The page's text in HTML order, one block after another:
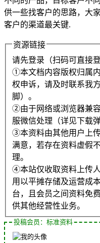
供一些找客户的思路，大
客户的渠道最关键.
资源链接
请先登录（扫码可直接
①本文档内容版权归属
权申诉，请及时联系我
脚）。
②由于网络或浏览器兼
服微信处理（详见下载
③本资料由其他用户上
满意，若存在资料虚假
理。
④本站仅收取资料上传
用以平摊存储及运营成
台，且会员之间资料免
供其他经营性业务。
投稿会员：标准资料